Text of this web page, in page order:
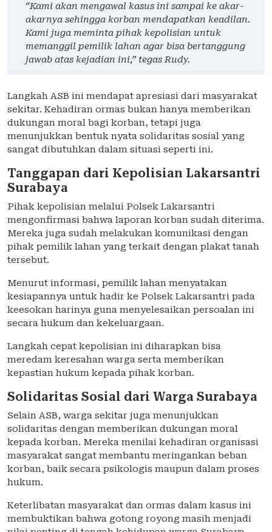
“Kami akan mengawal kasus ini sampai ke akar-
akarnya sehingga korban mendapatkan keadilan.
Kami juga meminta pihak kepolisian untuk
memanggil pemilik lahan agar bisa bertanggung
jawab atas kejadian ini,” tegas Rudy.
Langkah ASB ini mendapat apresiasi dari masyarakat
sekitar. Kehadiran ormas bukan hanya memberikan
dukungan moral bagi korban, tetapi juga
menunjukkan bentuk nyata solidaritas sosial yang
sangat dibutuhkan dalam situasi seperti ini.
Tanggapan dari Kepolisian Lakarsantri
Surabaya
Pihak kepolisian melalui Polsek Lakarsantri
mengonfirmasi bahwa laporan korban sudah diterima.
Mereka juga sudah melakukan komunikasi dengan
pihak pemilik lahan yang terkait dengan plakat tanah
tersebut.
Menurut informasi, pemilik lahan menyatakan
kesiapannya untuk hadir ke Polsek Lakarsantri pada
keesokan harinya guna menyelesaikan persoalan ini
secara hukum dan kekeluargaan.
Langkah cepat kepolisian ini diharapkan bisa
meredam keresahan warga serta memberikan
kepastian hukum kepada pihak korban.
Solidaritas Sosial dari Warga Surabaya
Selain ASB, warga sekitar juga menunjukkan
solidaritas dengan memberikan dukungan moral
kepada korban. Mereka menilai kehadiran organisasi
masyarakat sangat membantu meringankan beban
korban, baik secara psikologis maupun dalam proses
hukum.
Keterlibatan masyarakat dan ormas dalam kasus ini
membuktikan bahwa gotong royong masih menjadi